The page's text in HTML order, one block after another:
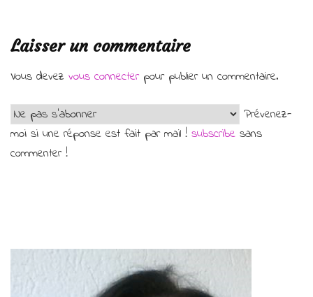
Laisser un commentaire
Vous devez vous connecterpour publier un commentaire.
Prévenez-
moi si une réponse est fait par mail ! subscribe sans
commenter !